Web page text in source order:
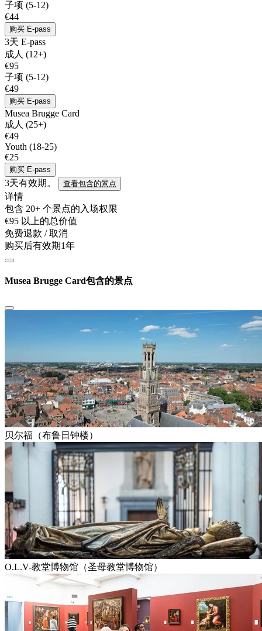
子项 (5-12)
€44
购买 E-pass
3天 E-pass
成人 (12+)
€95
子项 (5-12)
€49
购买 E-pass
Musea Brugge Card
成人 (25+)
€49
Youth (18-25)
€25
购买 E-pass
3天有效期。 查看包含的景点
详情
包含 20+ 个景点的入场权限
€95 以上的总价值
免费退款 / 取消
购买后有效期1年
Musea Brugge Card包含的景点
贝尔福（布鲁日钟楼）
O.L.V-教堂博物馆（圣母教堂博物馆）